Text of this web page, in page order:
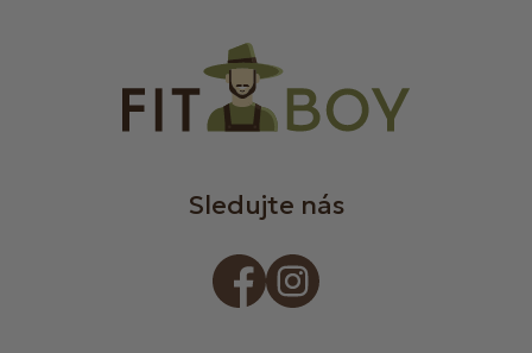
Sledujte nás